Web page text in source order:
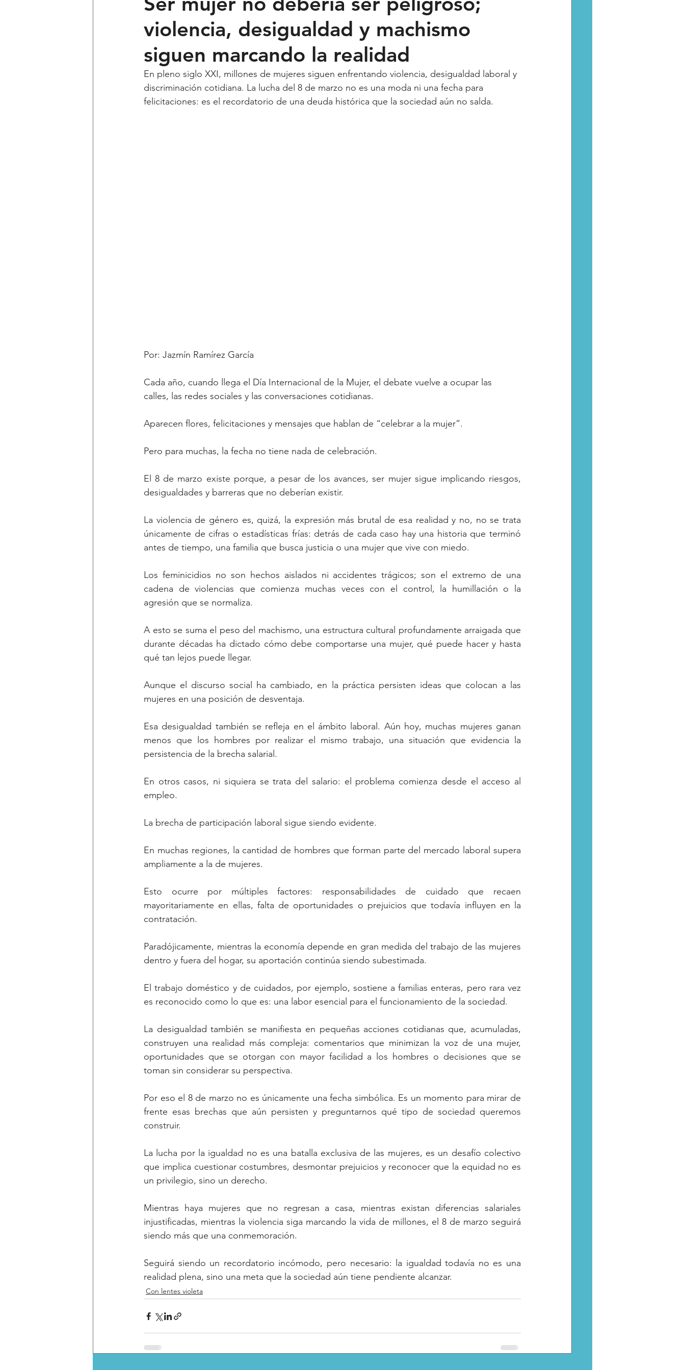
Ciencia y Tecnología Voces Feministas Pequeño País Fusión Juega como niña
Mi Cuarto
Lo Personal es Jurídico destacadas captura critica
violencia, desigualdad y machismo
siguen marcando la realidad
En pleno siglo XXI, millones de mujeres siguen enfrentando violencia, desigualdad laboral y
discriminación cotidiana. La lucha del 8 de marzo no es una moda ni una fecha para
felicitaciones: es el recordatorio de una deuda histórica que la sociedad aún no salda.
Por: Jazmín Ramírez García
Cada año, cuando llega el Día Internacional de la Mujer, el debate vuelve a ocupar las
calles, las redes sociales y las conversaciones cotidianas.
Aparecen flores, felicitaciones y mensajes que hablan de “celebrar a la mujer”.
Pero para muchas, la fecha no tiene nada de celebración.
El 8 de marzo existe porque, a pesar de los avances, ser mujer sigue implicando riesgos,
desigualdades y barreras que no deberían existir.
La violencia de género es, quizá, la expresión más brutal de esa realidad y no, no se trata
únicamente de cifras o estadísticas frías: detrás de cada caso hay una historia que terminó
antes de tiempo, una familia que busca justicia o una mujer que vive con miedo.
Los feminicidios no son hechos aislados ni accidentes trágicos; son el extremo de una
cadena de violencias que comienza muchas veces con el control, la humillación o la
agresión que se normaliza.
A esto se suma el peso del machismo, una estructura cultural profundamente arraigada que
durante décadas ha dictado cómo debe comportarse una mujer, qué puede hacer y hasta
qué tan lejos puede llegar.
Aunque el discurso social ha cambiado, en la práctica persisten ideas que colocan a las
mujeres en una posición de desventaja.
Esa desigualdad también se refleja en el ámbito laboral. Aún hoy, muchas mujeres ganan
menos que los hombres por realizar el mismo trabajo, una situación que evidencia la
persistencia de la brecha salarial.
En otros casos, ni siquiera se trata del salario: el problema comienza desde el acceso al
empleo.
La brecha de participación laboral sigue siendo evidente.
En muchas regiones, la cantidad de hombres que forman parte del mercado laboral supera
ampliamente a la de mujeres.
Esto ocurre por múltiples factores: responsabilidades de cuidado que recaen
mayoritariamente en ellas, falta de oportunidades o prejuicios que todavía influyen en la
contratación.
Paradójicamente, mientras la economía depende en gran medida del trabajo de las mujeres
dentro y fuera del hogar, su aportación continúa siendo subestimada.
El trabajo doméstico y de cuidados, por ejemplo, sostiene a familias enteras, pero rara vez
es reconocido como lo que es: una labor esencial para el funcionamiento de la sociedad.
La desigualdad también se manifiesta en pequeñas acciones cotidianas que, acumuladas,
construyen una realidad más compleja: comentarios que minimizan la voz de una mujer,
oportunidades que se otorgan con mayor facilidad a los hombres o decisiones que se
toman sin considerar su perspectiva.
Por eso el 8 de marzo no es únicamente una fecha simbólica. Es un momento para mirar de
frente esas brechas que aún persisten y preguntarnos qué tipo de sociedad queremos
construir.
La lucha por la igualdad no es una batalla exclusiva de las mujeres, es un desafío colectivo
que implica cuestionar costumbres, desmontar prejuicios y reconocer que la equidad no es
un privilegio, sino un derecho.
Mientras haya mujeres que no regresan a casa, mientras existan diferencias salariales
injustificadas, mientras la violencia siga marcando la vida de millones, el 8 de marzo seguirá
siendo más que una conmemoración.
Seguirá siendo un recordatorio incómodo, pero necesario: la igualdad todavía no es una
realidad plena, sino una meta que la sociedad aún tiene pendiente alcanzar.
Con lentes violeta